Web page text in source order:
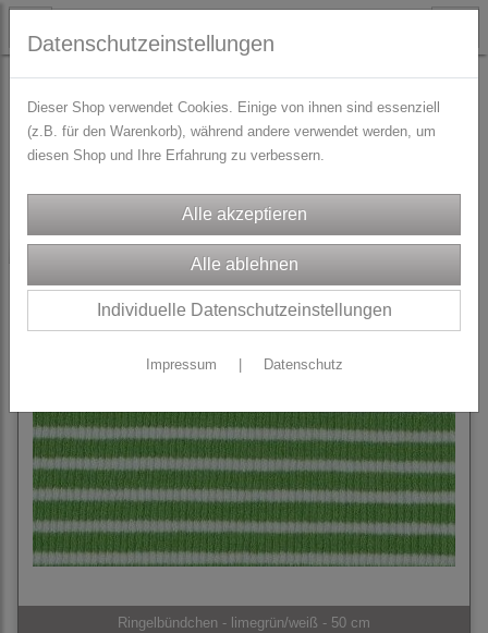
STOFFE Bündchen
Sortierung wählen
-20%
Ringelbündchen - limegrün/weiß - 50 cm
Datenschutzeinstellungen
Dieser Shop verwendet Cookies. Einige von ihnen sind essenziell
(z.B. für den Warenkorb), während andere verwendet werden, um
diesen Shop und Ihre Erfahrung zu verbessern.
Individuelle Datenschutzeinstellungen
Impressum Datenschutz